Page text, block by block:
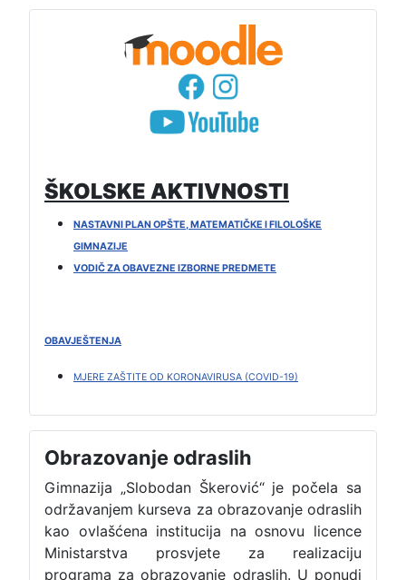
ŠKOLSKE AKTIVNOSTI
NASTAVNI PLAN OPŠTE, MATEMATIČKE I FILOLOŠKE
GIMNAZIJE
VODIČ ZA OBAVEZNE IZBORNE PREDMETE
OBAVJEŠTENJA
MJERE ZAŠTITE OD KORONAVIRUSA (COVID-19)
Obrazovanje odraslih
Gimnazija „Slobodan Škerović“ je počela sa
održavanjem kurseva za obrazovanje odraslih
kao ovlašćena institucija na osnovu licence
Ministarstva prosvjete za realizaciju
programa za obrazovanje odraslih. U ponudi